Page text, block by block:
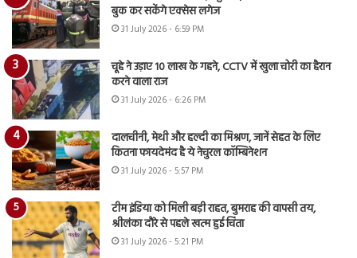
बुक कर सकेंगे एक्सेस लगेज
31 July 2026 - 6:59 PM
चूहे ने उड़ाए 10 लाख के गहने, CCTV में खुला चोरी का हैरान
करने वाला राज
31 July 2026 - 6:26 PM
दालचीनी, मेथी और हल्दी का मिश्रण, जानें सेहत के लिए
कितना फायदेमंद है ये नेचुरल कॉम्बिनेशन
31 July 2026 - 5:57 PM
टीम इंडिया को मिली बड़ी राहत, बुमराह की वापसी तय,
श्रीलंका दौरे से पहले खत्म हुई चिंता
31 July 2026 - 5:21 PM